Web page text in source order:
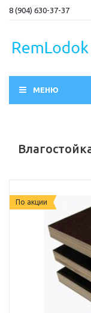
8 (904) 630-37-37
МЕНЮ
По акции